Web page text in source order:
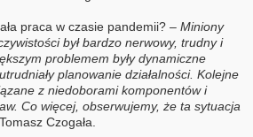
praca w czasie pandemii? – Miniony
był bardzo nerwowy, trudny i
problemem były dynamiczne
planowanie działalności. Kolejne
z niedoborami komponentów i
Co więcej, obserwujemy, że ta sytuacja
Czogała.